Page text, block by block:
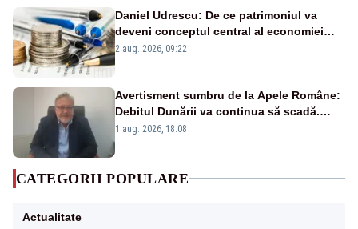
Daniel Udrescu: De ce patrimoniul va
deveni conceptul central al economiei
viitoare?
2 aug. 2026, 09:22
Avertisment sumbru de la Apele Române:
Debitul Dunării va continua să scadă.
Cernavodă s-ar putea închide în 4 zile
1 aug. 2026, 18:08
CATEGORII POPULARE
Actualitate